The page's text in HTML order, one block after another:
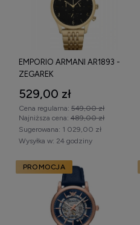
EMPORIO ARMANI AR1893 -
ZEGAREK
529,00 zł
Cena regularna: 549,00 zł
Najniższa cena: 489,00 zł
Wysyłka w: 24 godziny
Sugerowana: 1 029,00 zł
PROMOCJA